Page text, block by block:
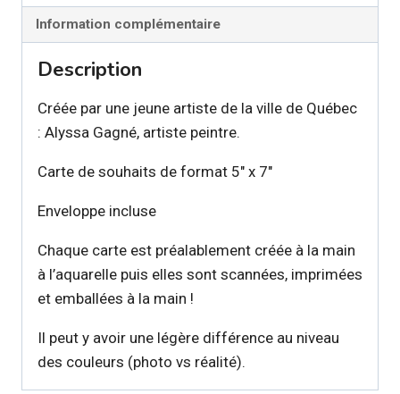
Information complémentaire
Description
Créée par une jeune artiste de la ville de Québec
: Alyssa Gagné, artiste peintre.
Carte de souhaits de format 5″ x 7″
Enveloppe incluse
Chaque carte est préalablement créée à la main
à l’aquarelle puis elles sont scannées, imprimées
et emballées à la main !
Il peut y avoir une légère différence au niveau
des couleurs (photo vs réalité).